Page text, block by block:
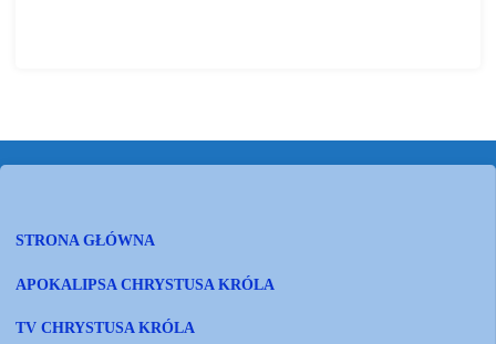
STRONA GŁÓWNA
APOKALIPSA CHRYSTUSA KRÓLA
TV CHRYSTUSA KRÓLA